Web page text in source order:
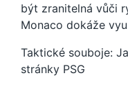
být zranitelná vůči
Monaco dokáže
Taktické souboje:
stránky PSG